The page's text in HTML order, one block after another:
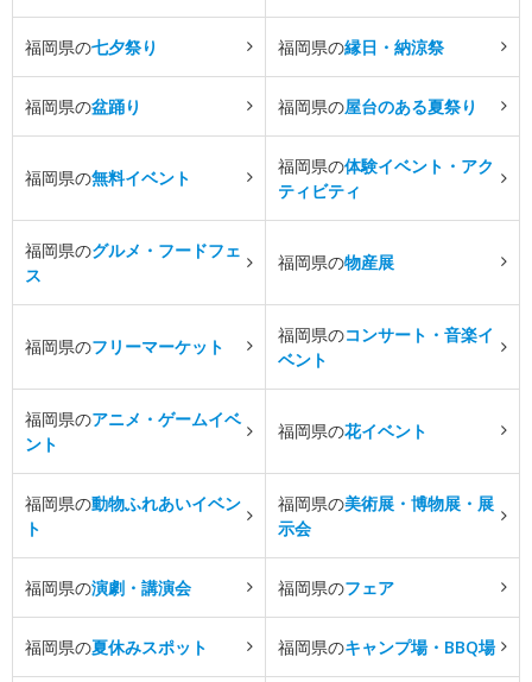
福岡県の七夕祭り 福岡県の縁日・納涼祭
福岡県の盆踊り 福岡県の屋台のある夏祭り
福岡県の無料イベント
福岡県の体験イベント・アク
ティビティ
福岡県のグルメ・フードフェ
ス
福岡県の物産展
福岡県のフリーマーケット
福岡県のコンサート・音楽イ
ベント
福岡県のアニメ・ゲームイベ
ント
福岡県の花イベント
福岡県の動物ふれあいイベン
ト
福岡県の美術展・博物展・展
示会
福岡県の演劇・講演会 福岡県のフェア
福岡県の夏休みスポット 福岡県のキャンプ場・BBQ場